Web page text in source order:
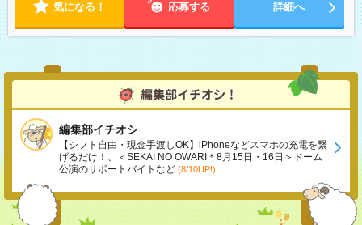
気になる！ 応募する 詳細へ
編集部イチオシ
【シフト自由・現金手渡しOK】iPhoneなどスマホの充電を繋
げるだけ！、＜SEKAI NO OWARI＊8月15日・16日＞ドーム
公演のサポートバイトなど (8/10UP!)